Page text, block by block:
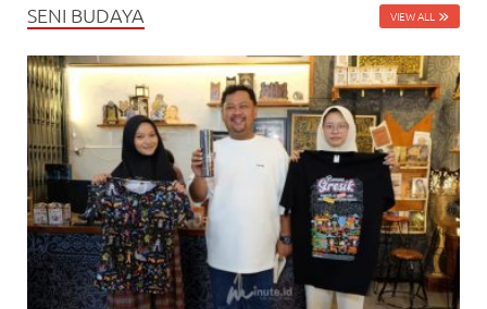
SENI BUDAYA VIEW ALL